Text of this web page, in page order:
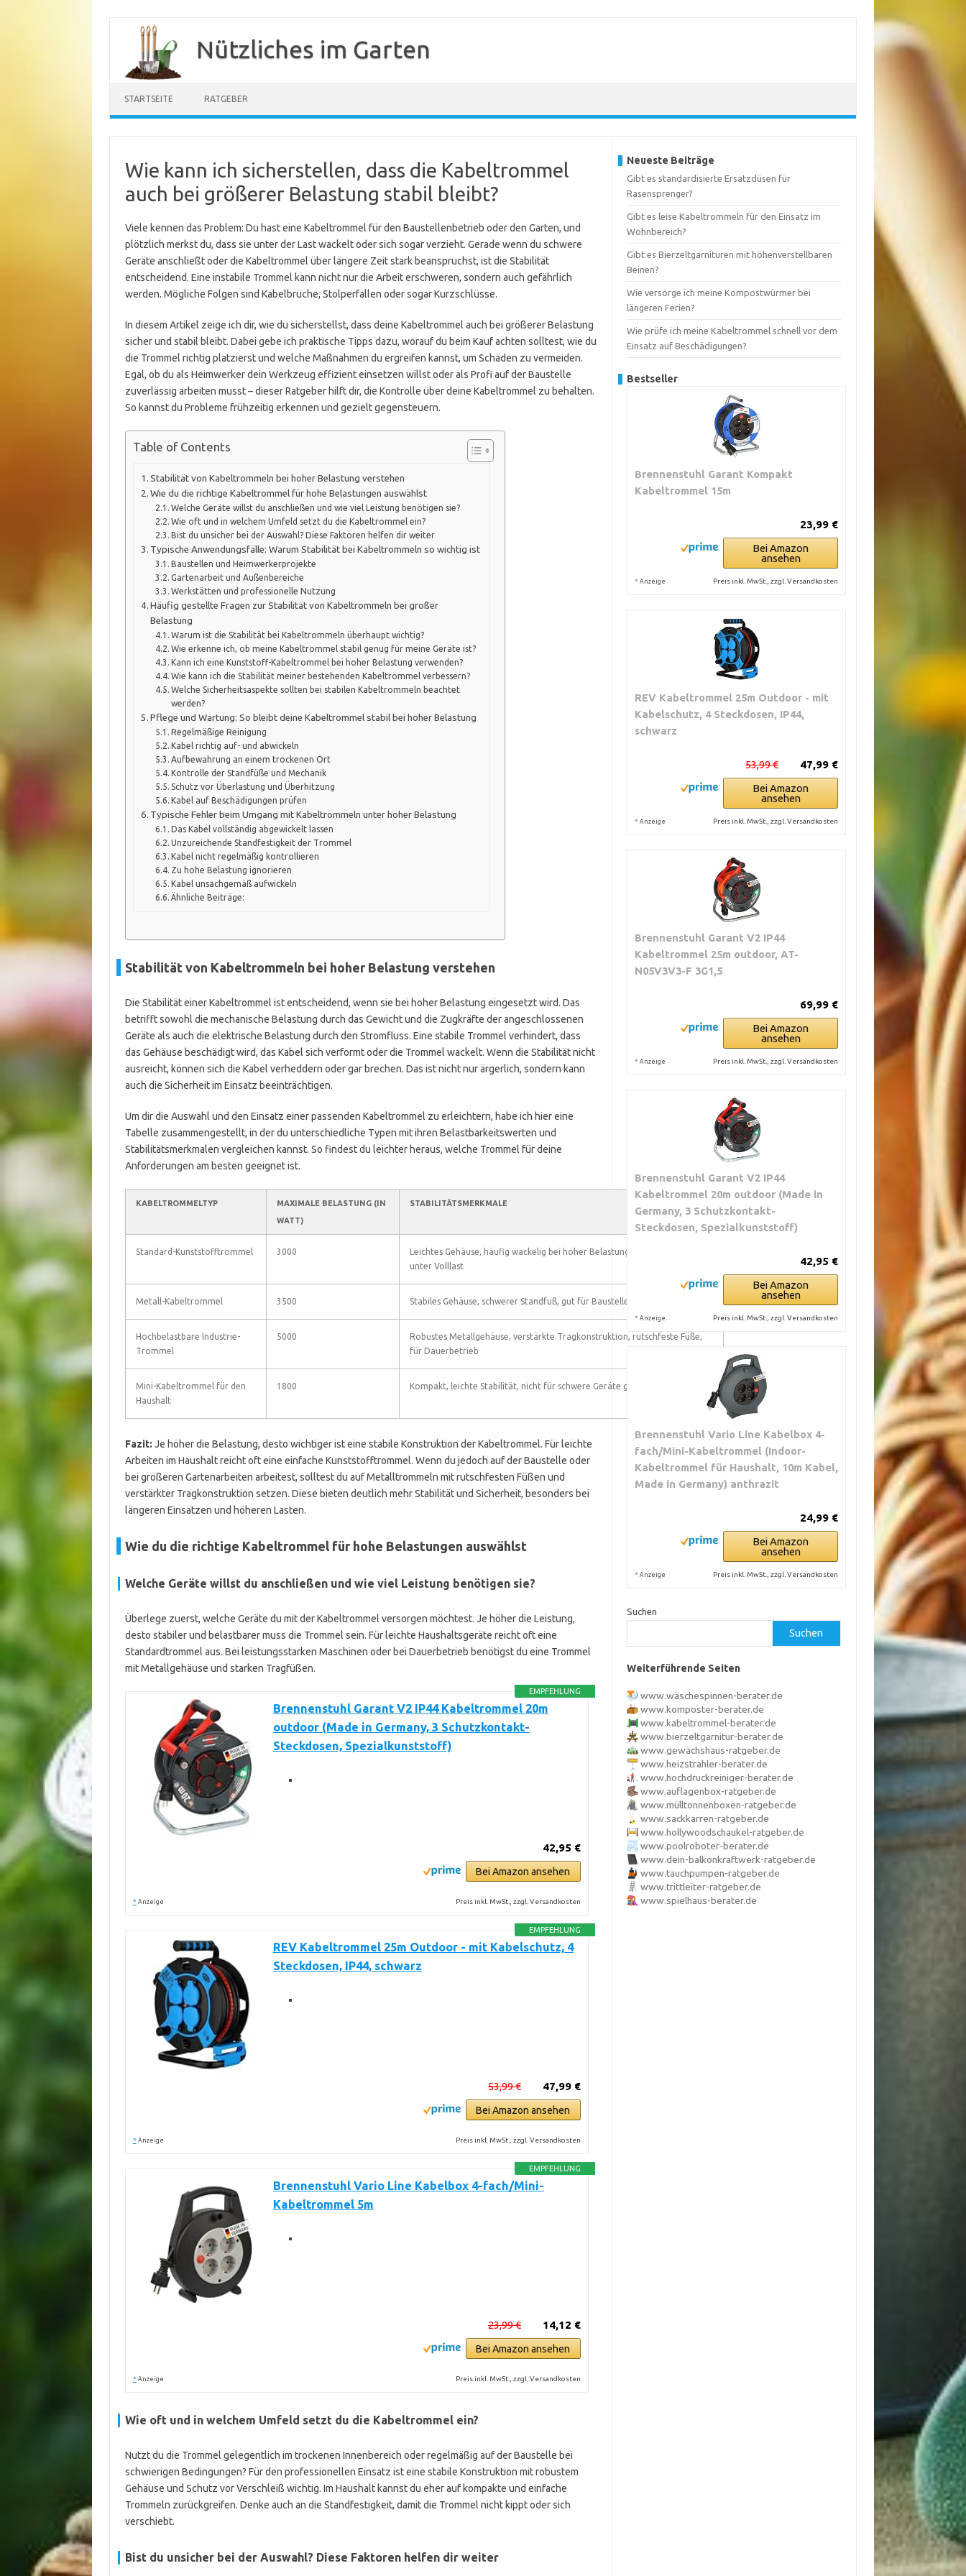
springen
Nützliches im Garten
STARTSEITE RATGEBER
Wie kann ich sicherstellen, dass die Kabeltrommel
auch bei größerer Belastung stabil bleibt?
Viele kennen das Problem: Du hast eine Kabeltrommel für den Baustellenbetrieb oder den Garten, und
plötzlich merkst du, dass sie unter der Last wackelt oder sich sogar verzieht. Gerade wenn du schwere
Geräte anschließt oder die Kabeltrommel über längere Zeit stark beanspruchst, ist die Stabilität
entscheidend. Eine instabile Trommel kann nicht nur die Arbeit erschweren, sondern auch gefährlich
werden. Mögliche Folgen sind Kabelbrüche, Stolperfallen oder sogar Kurzschlüsse.
In diesem Artikel zeige ich dir, wie du sicherstellst, dass deine Kabeltrommel auch bei größerer Belastung
sicher und stabil bleibt. Dabei gebe ich praktische Tipps dazu, worauf du beim Kauf achten solltest, wie du
die Trommel richtig platzierst und welche Maßnahmen du ergreifen kannst, um Schäden zu vermeiden.
Egal, ob du als Heimwerker dein Werkzeug effizient einsetzen willst oder als Profi auf der Baustelle
zuverlässig arbeiten musst – dieser Ratgeber hilft dir, die Kontrolle über deine Kabeltrommel zu behalten.
So kannst du Probleme frühzeitig erkennen und gezielt gegensteuern.
Table of Contents
Stabilität von Kabeltrommeln bei hoher Belastung verstehen
Wie du die richtige Kabeltrommel für hohe Belastungen auswählst
Welche Geräte willst du anschließen und wie viel Leistung benötigen sie?
Wie oft und in welchem Umfeld setzt du die Kabeltrommel ein?
Bist du unsicher bei der Auswahl? Diese Faktoren helfen dir weiter
Typische Anwendungsfälle: Warum Stabilität bei Kabeltrommeln so wichtig ist
Baustellen und Heimwerkerprojekte
Gartenarbeit und Außenbereiche
Werkstätten und professionelle Nutzung
Häufig gestellte Fragen zur Stabilität von Kabeltrommeln bei großer
Belastung
Warum ist die Stabilität bei Kabeltrommeln überhaupt wichtig?
Wie erkenne ich, ob meine Kabeltrommel stabil genug für meine Geräte ist?
Kann ich eine Kunststoff-Kabeltrommel bei hoher Belastung verwenden?
Wie kann ich die Stabilität meiner bestehenden Kabeltrommel verbessern?
Welche Sicherheitsaspekte sollten bei stabilen Kabeltrommeln beachtet
werden?
Pflege und Wartung: So bleibt deine Kabeltrommel stabil bei hoher Belastung
Regelmäßige Reinigung
Kabel richtig auf- und abwickeln
Aufbewahrung an einem trockenen Ort
Kontrolle der Standfüße und Mechanik
Schutz vor Überlastung und Überhitzung
Kabel auf Beschädigungen prüfen
Typische Fehler beim Umgang mit Kabeltrommeln unter hoher Belastung
Das Kabel vollständig abgewickelt lassen
Unzureichende Standfestigkeit der Trommel
Kabel nicht regelmäßig kontrollieren
Zu hohe Belastung ignorieren
Kabel unsachgemäß aufwickeln
Ähnliche Beiträge:
Stabilität von Kabeltrommeln bei hoher Belastung verstehen
Die Stabilität einer Kabeltrommel ist entscheidend, wenn sie bei hoher Belastung eingesetzt wird. Das
betrifft sowohl die mechanische Belastung durch das Gewicht und die Zugkräfte der angeschlossenen
Geräte als auch die elektrische Belastung durch den Stromfluss. Eine stabile Trommel verhindert, dass
das Gehäuse beschädigt wird, das Kabel sich verformt oder die Trommel wackelt. Wenn die Stabilität nicht
ausreicht, können sich die Kabel verheddern oder gar brechen. Das ist nicht nur ärgerlich, sondern kann
auch die Sicherheit im Einsatz beeinträchtigen.
Um dir die Auswahl und den Einsatz einer passenden Kabeltrommel zu erleichtern, habe ich hier eine
Tabelle zusammengestellt, in der du unterschiedliche Typen mit ihren Belastbarkeitswerten und
Stabilitätsmerkmalen vergleichen kannst. So findest du leichter heraus, welche Trommel für deine
Anforderungen am besten geeignet ist.
KABELTROMMELTYP
MAXIMALE BELASTUNG (IN
WATT)
STABILITÄTSMERKMALE
Standard-Kunststofftrommel 3000
Leichtes Gehäuse, häufig wackelig bei hoher Belastung, nicht für lange Zeit
unter Volllast
Metall-Kabeltrommel 3500 Stabiles Gehäuse, schwerer Standfuß, gut für Baustellen geeignet
Hochbelastbare Industrie-
Trommel
5000
Robustes Metallgehäuse, verstärkte Tragkonstruktion, rutschfeste Füße,
für Dauerbetrieb
Mini-Kabeltrommel für den
Haushalt
1800 Kompakt, leichte Stabilität, nicht für schwere Geräte geeignet
Fazit: Je höher die Belastung, desto wichtiger ist eine stabile Konstruktion der Kabeltrommel. Für leichte
Arbeiten im Haushalt reicht oft eine einfache Kunststofftrommel. Wenn du jedoch auf der Baustelle oder
bei größeren Gartenarbeiten arbeitest, solltest du auf Metalltrommeln mit rutschfesten Füßen und
verstärkter Tragkonstruktion setzen. Diese bieten deutlich mehr Stabilität und Sicherheit, besonders bei
längeren Einsätzen und höheren Lasten.
Wie du die richtige Kabeltrommel für hohe Belastungen auswählst
Welche Geräte willst du anschließen und wie viel Leistung benötigen sie?
Überlege zuerst, welche Geräte du mit der Kabeltrommel versorgen möchtest. Je höher die Leistung,
desto stabiler und belastbarer muss die Trommel sein. Für leichte Haushaltsgeräte reicht oft eine
Standardtrommel aus. Bei leistungsstarken Maschinen oder bei Dauerbetrieb benötigst du eine Trommel
mit Metallgehäuse und starken Tragfüßen.
EMPFEHLUNG
Brennenstuhl Garant V2 IP44 Kabeltrommel 20m
outdoor (Made in Germany, 3 Schutzkontakt-
Steckdosen, Spezialkunststoff)
42,95 €
Bei Amazon ansehen
* Anzeige Preis inkl. MwSt., zzgl. Versandkosten
EMPFEHLUNG
REV Kabeltrommel 25m Outdoor - mit Kabelschutz, 4
Steckdosen, IP44, schwarz
47,99 €
53,99 €
Bei Amazon ansehen
* Anzeige Preis inkl. MwSt., zzgl. Versandkosten
EMPFEHLUNG
Brennenstuhl Vario Line Kabelbox 4-fach/Mini-
Kabeltrommel 5m
14,12 €
23,99 €
Bei Amazon ansehen
* Anzeige Preis inkl. MwSt., zzgl. Versandkosten
Wie oft und in welchem Umfeld setzt du die Kabeltrommel ein?
Nutzt du die Trommel gelegentlich im trockenen Innenbereich oder regelmäßig auf der Baustelle bei
schwierigen Bedingungen? Für den professionellen Einsatz ist eine stabile Konstruktion mit robustem
Gehäuse und Schutz vor Verschleiß wichtig. Im Haushalt kannst du eher auf kompakte und einfache
Trommeln zurückgreifen. Denke auch an die Standfestigkeit, damit die Trommel nicht kippt oder sich
verschiebt.
Bist du unsicher bei der Auswahl? Diese Faktoren helfen dir weiter
Neueste Beiträge
Gibt es standardisierte Ersatzdüsen für
Rasensprenger?
Gibt es leise Kabeltrommeln für den Einsatz im
Wohnbereich?
Gibt es Bierzeltgarnituren mit höhenverstellbaren
Beinen?
Wie versorge ich meine Kompostwürmer bei
längeren Ferien?
Wie prüfe ich meine Kabeltrommel schnell vor dem
Einsatz auf Beschädigungen?
Bestseller
Brennenstuhl Garant Kompakt
Kabeltrommel 15m
23,99 €
Bei Amazon
ansehen
* Anzeige Preis inkl. MwSt., zzgl. Versandkosten
REV Kabeltrommel 25m Outdoor - mit
Kabelschutz, 4 Steckdosen, IP44,
schwarz
47,99 €
53,99 €
Bei Amazon
ansehen
* Anzeige Preis inkl. MwSt., zzgl. Versandkosten
Brennenstuhl Garant V2 IP44
Kabeltrommel 25m outdoor, AT-
N05V3V3-F 3G1,5
69,99 €
Bei Amazon
ansehen
* Anzeige Preis inkl. MwSt., zzgl. Versandkosten
Brennenstuhl Garant V2 IP44
Kabeltrommel 20m outdoor (Made in
Germany, 3 Schutzkontakt-
Steckdosen, Spezialkunststoff)
42,95 €
Bei Amazon
ansehen
* Anzeige Preis inkl. MwSt., zzgl. Versandkosten
Brennenstuhl Vario Line Kabelbox 4-
fach/Mini-Kabeltrommel (Indoor-
Kabeltrommel für Haushalt, 10m Kabel,
Made in Germany) anthrazit
24,99 €
Bei Amazon
ansehen
* Anzeige Preis inkl. MwSt., zzgl. Versandkosten
Suchen
Suchen
Weiterführende Seiten
www.wäschespinnen-berater.de
www.komposter-berater.de
www.kabeltrommel-berater.de
www.bierzeltgarnitur-berater.de
www.gewächshaus-ratgeber.de
www.heizstrahler-berater.de
www.hochdruckreiniger-berater.de
www.auflagenbox-ratgeber.de
www.mülltonnenboxen-ratgeber.de
www.sackkarren-ratgeber.de
www.hollywoodschaukel-ratgeber.de
www.poolroboter-berater.de
www.dein-balkonkraftwerk-ratgeber.de
www.tauchpumpen-ratgeber.de
www.trittleiter-ratgeber.de
www.spielhaus-berater.de